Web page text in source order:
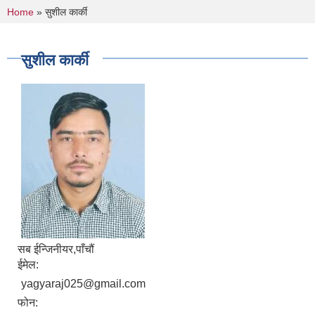
You are here
Home » सुशील कार्की
सुशील कार्की
सब ईन्जिनीयर,पाँचौं
ईमेल:
yagyaraj025@gmail.com
फोन: